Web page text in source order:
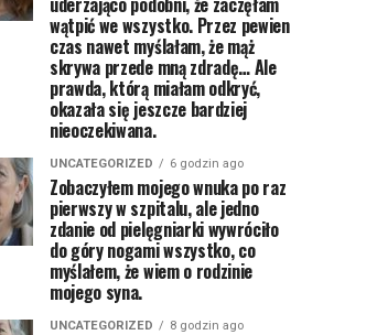
wątpić we wszystko. Przez pewien
czas nawet myślałam, że mąż
skrywa przede mną zdradę… Ale
prawda, którą miałam odkryć,
okazała się jeszcze bardziej
nieoczekiwana.
UNCATEGORIZED 6 godzin ago
Zobaczyłem mojego wnuka po raz
pierwszy w szpitalu, ale jedno
zdanie od pielęgniarki wywróciło
do góry nogami wszystko, co
myślałem, że wiem o rodzinie
mojego syna.
UNCATEGORIZED 8 godzin ago